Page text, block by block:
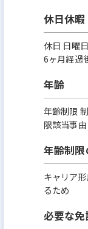
休日休暇
休日 日曜
6ヶ月経過
年齢
年齢制限
限該当事
年齢制限
キャリア
るため
必要な